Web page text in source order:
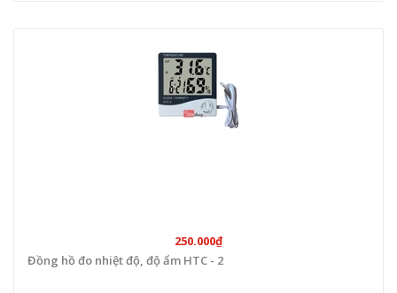
250.000₫
Đồng hồ đo nhiệt độ, độ ẩm HTC - 2